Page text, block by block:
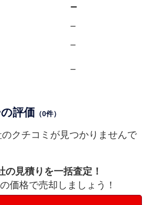
－
－
－
－
評価 （0件）
クチコミが見つかりませんで
の見積りを一括査定！
価格で売却しましょう！